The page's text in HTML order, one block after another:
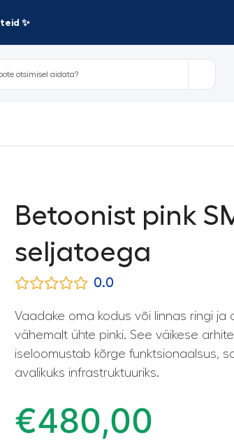
✨
Betoonist pink
seljatoega
0.0
Vaadake oma kodus või linnas ringi
vähemalt ühte pinki. See väikese
iseloomustab kõrge funktsionaalsus,
avalikuks infrastruktuuriks.
€480,00